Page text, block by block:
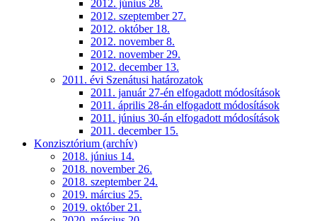
2012. június 28.
2012. szeptember 27.
2012. október 18.
2012. november 8.
2012. november 29.
2012. december 13.
2011. évi Szenátusi határozatok
2011. január 27-én elfogadott módosítások
2011. április 28-án elfogadott módosítások
2011. június 30-án elfogadott módosítások
2011. december 15.
Konzisztórium (archív)
2018. június 14.
2018. november 26.
2018. szeptember 24.
2019. március 25.
2019. október 21.